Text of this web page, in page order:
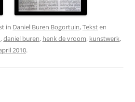
in Daniel Buren Bogortuin,Teksten
,daniel buren, henk de vroom, kunstwerk,
2010.